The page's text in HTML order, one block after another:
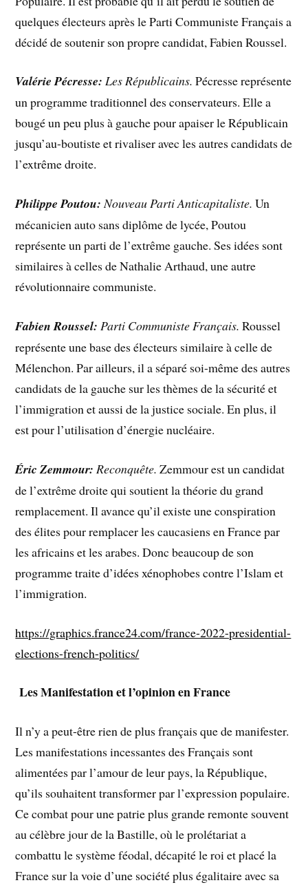
quelques électeurs après le Parti Communiste Français a
décidé de soutenir son propre candidat, Fabien Roussel.
Valérie Pécresse: Les Républicains. Pécresse représente
un programme traditionnel des conservateurs. Elle a
bougé un peu plus à gauche pour apaiser le Républicain
jusqu’au-boutiste et rivaliser avec les autres candidats de
l’extrême droite.
Philippe Poutou:Nouveau Parti Anticapitaliste. Un
mécanicien auto sans diplôme de lycée, Poutou
représente un parti de l’extrême gauche. Ses idées sont
similaires à celles de Nathalie Arthaud, une autre
révolutionnaire communiste.
Fabien Roussel: Parti Communiste Français. Roussel
représente une base des électeurs similaire à celle de
Mélenchon. Par ailleurs, il a séparé soi-même des autres
candidats de la gauche sur les thèmes de la sécurité et
l’immigration et aussi de la justice sociale. En plus, il
est pour l’utilisation d’énergie nucléaire.
Éric Zemmour: Reconquête. Zemmour est un candidat
de l’extrême droite qui soutient la théorie du grand
remplacement. Il avance qu’il existe une conspiration
des élites pour remplacer les caucasiens en France par
les africains et les arabes. Donc beaucoup de son
programme traite d’idées xénophobes contre l’Islam et
l’immigration.
https://graphics.france24.com/france-2022-presidential-
elections-french-politics/
Les Manifestation et l’opinion en France
Il n’y a peut-être rien de plus français que de manifester.
Les manifestations incessantes des Français sont
alimentées par l’amour de leur pays, la République,
qu’ils souhaitent transformer par l’expression populaire.
Ce combat pour une patrie plus grande remonte souvent
au célèbre jour de la Bastille, où le prolétariat a
combattu le système féodal, décapité le roi et placé la
France sur la voie d’une société plus égalitaire avec sa